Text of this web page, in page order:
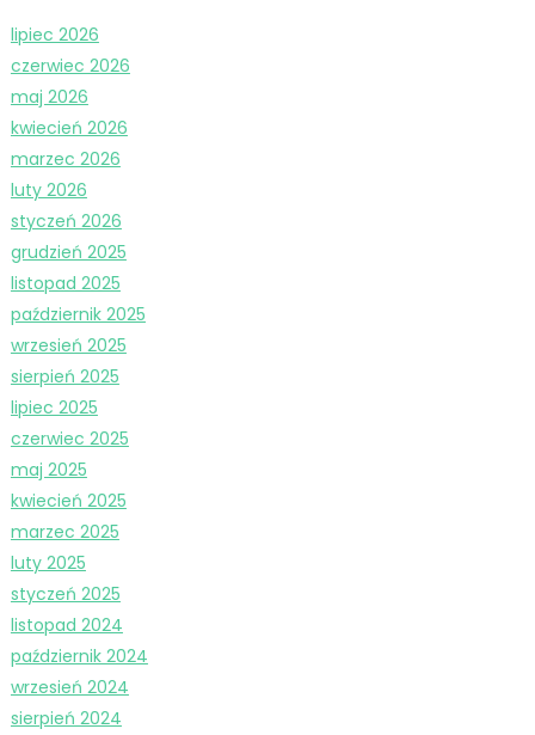
lipiec 2026
czerwiec 2026
maj 2026
kwiecień 2026
marzec 2026
luty 2026
styczeń 2026
grudzień 2025
listopad 2025
październik 2025
wrzesień 2025
sierpień 2025
lipiec 2025
czerwiec 2025
maj 2025
kwiecień 2025
marzec 2025
luty 2025
styczeń 2025
listopad 2024
październik 2024
wrzesień 2024
sierpień 2024